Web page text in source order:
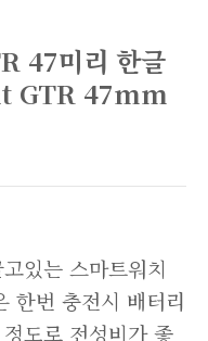
47미리 한글
GTR 47mm
있는 스마트워치
한번 충전시 배터리
도로 전성비가 좋